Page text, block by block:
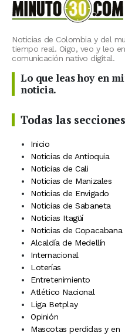
Noticias de Colombia y del
tiempo real. Oigo, veo y leo
comunicación nativo digital.
Lo que leas hoy en
noticia.
Todas las secciones
Inicio
Noticias de Antioquia
Noticias de Cali
Noticias de Manizales
Noticias de Envigado
Noticias de Sabaneta
Noticias Itagüí
Noticias de Copacabana
Alcaldía de Medellín
Internacional
Loterías
Entretenimiento
Atlético Nacional
Liga Betplay
Opinión
Mascotas perdidas y en